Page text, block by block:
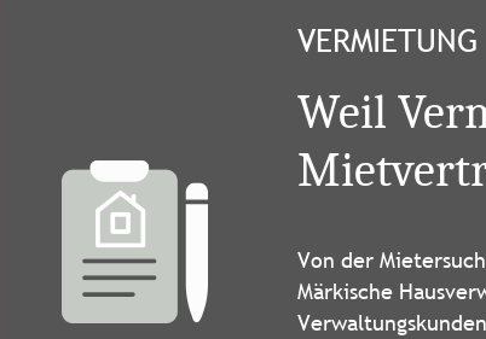
VERMIETUNG
Weil
Von der
Märkische